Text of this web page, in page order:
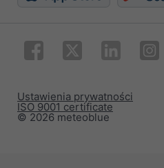
© 2026 meteoblue
ISO 9001 certificate
Ustawienia prywatności